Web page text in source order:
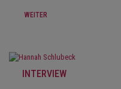
WEITER
INTERVIEW